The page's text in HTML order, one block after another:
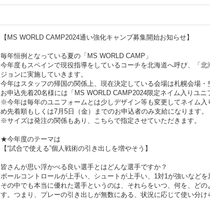
【MS WORLD CAMP2024通い強化キャンプ募集開始お知らせ】
毎年恒例となっている夏の「MS WORLD CAMP」
今年度もスペインで現役指導をしているコーチを北海道へ呼び、「
ジョンに実施していきます。
今年はスタッフの帰国の関係上、現在決定している会場は札幌会場・
お申込先着20名様には「MS WORLD CAMP2024限定ネイム入りユニ
※今年は毎年のユニフォームとは少しデザイン等も変更してネイム
め先着順もしくは7月5日（金）までのお申込者のみ支給になります。
※サイズは発注の関係もあり、こちらで指定させていただきます。
★今年度のテーマは
【“試合で使える”個人戦術の引き出しを増やそう】
皆さんが思い浮かべる良い選手とはどんな選手ですか？
ボールコントロールが上手い、シュートが上手い、1対1が強いなどを
その中でも本当に優れた選手というのは、それらをいつ、何を、ど
す。つまり、プレーの引き出しが無数にある、状況に応じて使い分